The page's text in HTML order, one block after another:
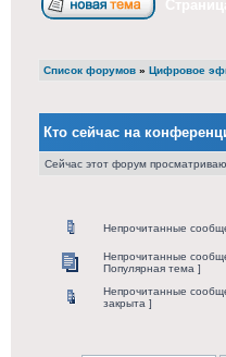
Список форумов » Цифровое
Кто сейчас на
Сейчас этот форум
Непрочитанные
Непрочитанные
Популярная тема ]
Непрочитанные
закрыта ]